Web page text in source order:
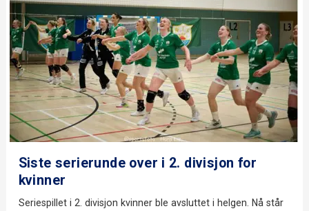
Siste serierunde over i 2. divisjon for
kvinner
Seriespillet i 2. divisjon kvinner ble avsluttet i helgen. Nå står